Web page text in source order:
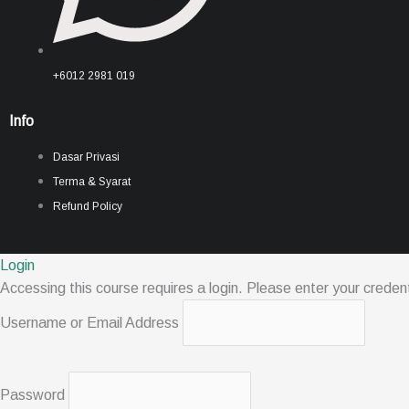
+6012 2981 019
Info
Dasar Privasi
Terma & Syarat
Refund Policy
Login
Accessing this course requires a login. Please enter your
Username or Email Address
Password